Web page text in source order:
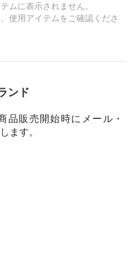
ムに表示されません。
使用アイテムをご確認くださ
ンド
品販売開始時にメール・
ます。